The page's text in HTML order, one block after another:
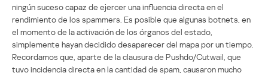
ningún suceso capaz de ejercer una influencia directa en el
rendimiento de los spammers. Es posible que algunas botnets, en
el momento de la activación de los órganos del estado,
simplemente hayan decidido desaparecer del mapa por un tiempo.
Recordamos que, aparte de la clausura de Pushdo/Cutwail, que
tuvo incidencia directa en la cantidad de spam, causaron mucho